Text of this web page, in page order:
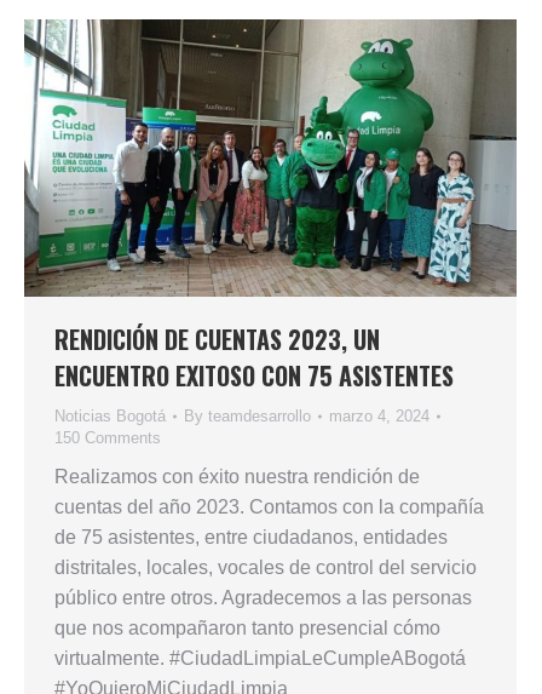
RENDICIÓN DE CUENTAS 2023, UN
ENCUENTRO EXITOSO CON 75 ASISTENTES
Noticias Bogotá By teamdesarrollo
marzo 4, 2024
150 Comments
Realizamos con éxito nuestra rendición de
cuentas del año 2023. Contamos con la compañía
de 75 asistentes, entre ciudadanos, entidades
distritales, locales, vocales de control del servicio
público entre otros. Agradecemos a las personas
que nos acompañaron tanto presencial cómo
virtualmente. #CiudadLimpiaLeCumpleABogotá
#YoQuieroMiCiudadLimpia